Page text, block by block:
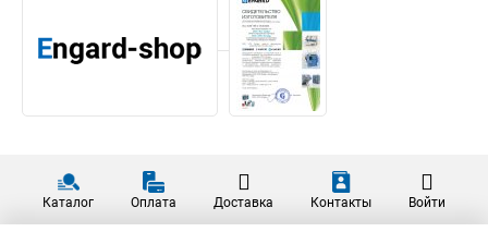
Каталог Оплата Доставка Контакты Войти